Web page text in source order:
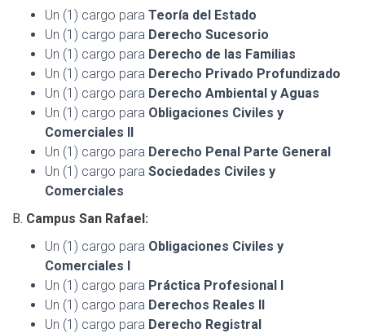
Un (1) cargo para Teoría del Estado
Un (1) cargo para Derecho Sucesorio
Un (1) cargo para Derecho de las Familias
Un (1) cargo para Derecho Privado Profundizado
Un (1) cargo para Derecho Ambiental y Aguas
Un (1) cargo para Obligaciones Civiles y
Comerciales II
Un (1) cargo para Derecho Penal Parte General
Un (1) cargo para Sociedades Civiles y
Comerciales
B. Campus San Rafael:
Un (1) cargo para Obligaciones Civiles y
Comerciales I
Un (1) cargo para Práctica Profesional I
Un (1) cargo para Derechos Reales II
Un (1) cargo para Derecho Registral